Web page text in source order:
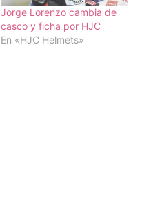
Jorge Lorenzo cambia de
casco y ficha por HJC
En «HJC Helmets»